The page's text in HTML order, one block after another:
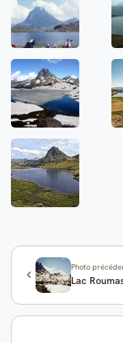
Photo
Lac